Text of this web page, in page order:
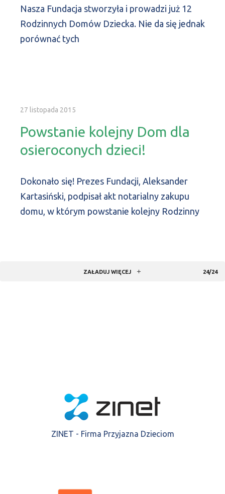
Nasza Fundacja stworzyła i prowadzi już 12
Rodzinnych Domów Dziecka. Nie da się jednak
porównać tych
27 listopada 2015
Powstanie kolejny Dom dla
osieroconych dzieci!
Dokonało się! Prezes Fundacji, Aleksander
Kartasiński, podpisał akt notarialny zakupu
domu, w którym powstanie kolejny Rodzinny
ZAŁADUJ WIĘCEJ 24/24
ZINET - Firma Przyjazna Dzieciom